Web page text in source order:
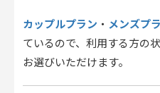
カップルプラン ・ メンズプ
ているので、利用する方の
お選びいただけます。